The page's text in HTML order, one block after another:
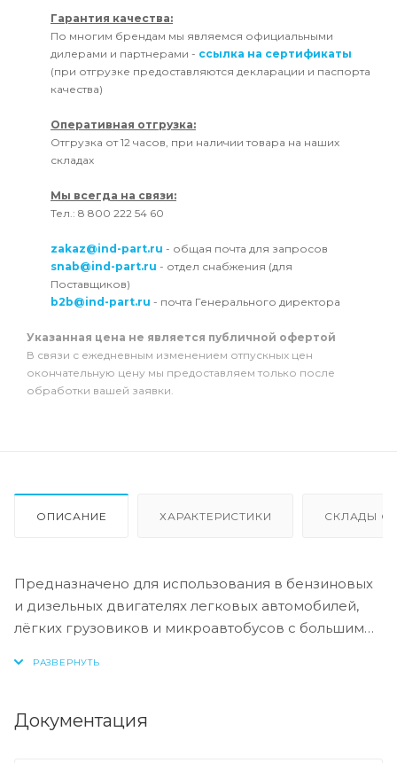
Гарантия качества:
По многим брендам мы являемся официальными
дилерами и партнерами - ссылка на сертификаты
(при отгрузке предоставляются декларации и паспорта
качества)
Оперативная отгрузка:
Отгрузка от 12 часов, при наличии товара на наших
складах
Мы всегда на связи:
Тел.: 8 800 222 54 60
zakaz@ind-part.ru - общая почта для запросов
snab@ind-part.ru - отдел снабжения (для
Поставщиков)
b2b@ind-part.ru - почта Генерального директора
Указанная цена не является публичной офертой
В связи с ежедневным изменением отпускных цен
окончательную цену мы предоставляем только после
обработки вашей заявки.
ОПИСАНИЕ ХАРАКТЕРИСТИКИ СКЛАДЫ
Предназначено для использования в бензиновых
и дизельных двигателях легковых автомобилей,
лёгких грузовиков и микроавтобусов с большим
расходом масла и основными причинами поломки
Документация